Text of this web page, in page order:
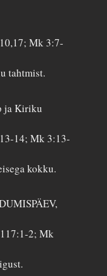
Mk 3:7-
tahtmist.
ja Kiriku
14; Mk 3:13-
kokku.
2; Mk